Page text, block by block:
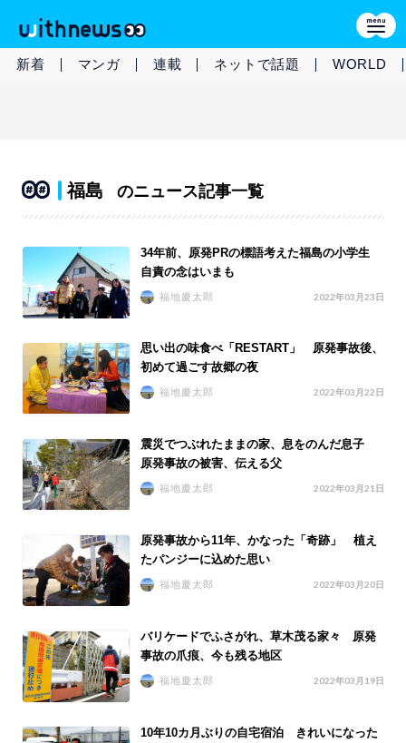
新着 マンガ 連載 ネットで話題 WORLD
福島 のニュース記事一覧
34年前、原発PRの標語考えた福島の小学生
自責の念はいまも
福地慶太郎 2022年03月23日
思い出の味食べ「RESTART」 原発事故後、
初めて過ごす故郷の夜
福地慶太郎 2022年03月22日
震災でつぶれたままの家、息をのんだ息子
原発事故の被害、伝える父
福地慶太郎 2022年03月21日
原発事故から11年、かなった「奇跡」 植え
たパンジーに込めた思い
福地慶太郎 2022年03月20日
バリケードでふさがれ、草木茂る家々 原発
事故の爪痕、今も残る地区
福地慶太郎 2022年03月19日
10年10カ月ぶりの自宅宿泊 きれいになった